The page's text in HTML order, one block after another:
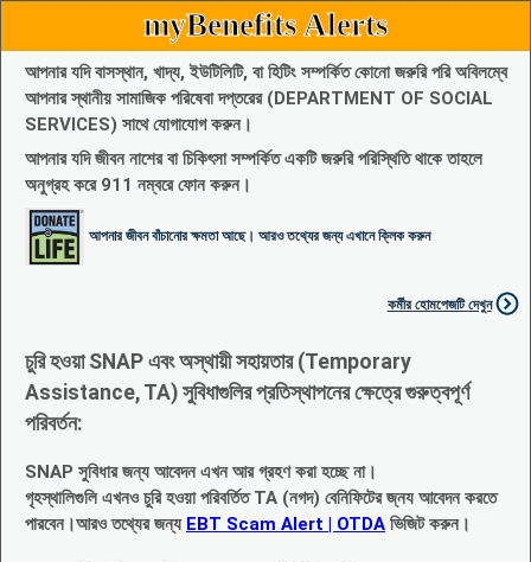
myBenefits Alerts
আপনার যদি বাসস্থান, খাদ্য, ইউটিলিটি, বা হিটিং সম্পর্কিত কোনো জরুরি পরি অবিলম্বে
আপনার স্থানীয় সামাজিক পরিষেবা দপ্তরের (DEPARTMENT OF SOCIAL
SERVICES) সাথে যোগাযোগ করুন।
আপনার যদি জীবন নাশের বা চিকিৎসা সম্পর্কিত একটি জরুরি পরিস্থিতি থাকে তাহলে
অনুগ্রহ করে 911 নম্বরে ফোন করুন।
আপনার জীবন বাঁচানোর ক্ষমতা আছে। আরও তথ্যের জন্য এখানে ক্লিক করুন
কর্মীর হোমপেজটি দেখুন
চুরি হওয়া SNAP এবং অস্থায়ী সহায়তার (Temporary
Assistance, TA) সুবিধাগুলির প্রতিস্থাপনের ক্ষেত্রে গুরুত্বপূর্ণ
পরিবর্তন:
SNAP সুবিধার জন্য আবেদন এখন আর গ্রহণ করা হচ্ছে না।
গৃহস্থালিগুলি এখনও চুরি হওয়া পরিবর্তিত TA (নগদ) বেনিফিটের জ্নয আবেদন করতে
পারবেন।আরও তথ্যের জন্য EBT Scam Alert | OTDA ভিজিট করুন।